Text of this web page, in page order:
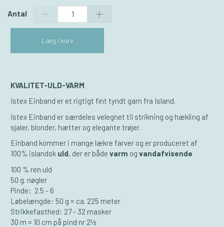
Antal
Læg i kurv
KVALITET-ULD-VARM
Istex Einband er et rigtigt fint tyndt garn fra Island.
Istex Einband er særdeles velegnet til strikning og hækling af
sjaler, blonder, hætter og elegante trøjer.
Einband kommer i mange lækre farver og er produceret af
100% islandsk uld, der er både varm og vandafvisende
100 % ren uld
50 g. nøgler
Pinde: 2.5 - 6
Løbelængde: 50 g = ca. 225 meter
Strikkefasthed: 27 - 32 masker
30 m = 10 cm på pind nr 2½